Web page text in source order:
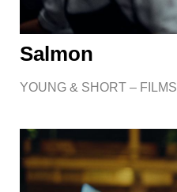
Salmon
YOUNG & SHORT – FILMS